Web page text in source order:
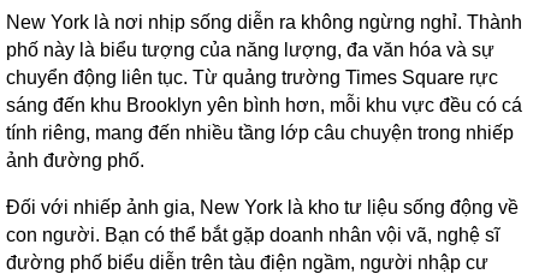
New York là nơi nhịp sống diễn ra không ngừng nghỉ. Thành
phố này là biểu tượng của năng lượng, đa văn hóa và sự
chuyển động liên tục. Từ quảng trường Times Square rực
sáng đến khu Brooklyn yên bình hơn, mỗi khu vực đều có cá
tính riêng, mang đến nhiều tầng lớp câu chuyện trong nhiếp
ảnh đường phố.
Đối với nhiếp ảnh gia, New York là kho tư liệu sống động về
con người. Bạn có thể bắt gặp doanh nhân vội vã, nghệ sĩ
đường phố biểu diễn trên tàu điện ngầm, người nhập cư